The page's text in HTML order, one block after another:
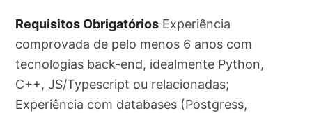
Requisitos Obrigatórios Experiência
comprovada de pelo menos 6 anos com
tecnologias back-end, idealmente Python,
C++, JS/Typescript ou relacionadas;
Experiência com databases (Postgress,